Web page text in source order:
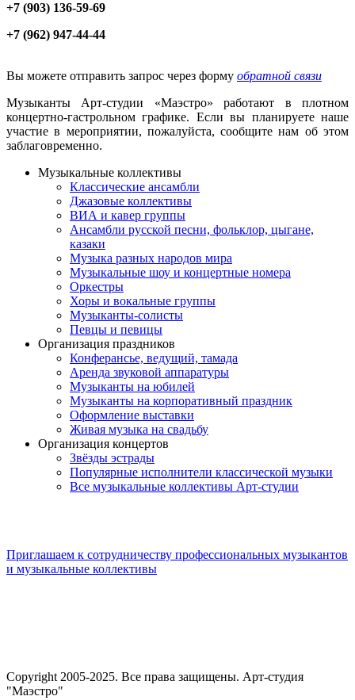
+7 (903) 136-59-69
+7 (962) 947-44-44
Вы можете отправить запрос через форму обратной связи
Музыканты Арт-студии «Маэстро» работают в плотном
концертно-гастрольном графике. Если вы планируете наше
участие в мероприятии, пожалуйста, сообщите нам об этом
заблаговременно.
Музыкальные коллективы
Классические ансамбли
Джазовые коллективы
ВИА и кавер группы
Ансамбли русской песни, фольклор, цыгане,
казаки
Музыка разных народов мира
Музыкальные шоу и концертные номера
Оркестры
Хоры и вокальные группы
Музыканты-солисты
Певцы и певицы
Организация праздников
Конферансье, ведущий, тамада
Аренда звуковой аппаратуры
Музыканты на юбилей
Музыканты на корпоративный праздник
Оформление выставки
Живая музыка на свадьбу
Организация концертов
Звёзды эстрады
Популярные исполнители классической музыки
Все музыкальные коллективы Арт-студии
Приглашаем к сотрудничеству профессиональных музыкантов
и музыкальные коллективы
Copyright 2005-2025. Все права защищены. Арт-студия
"Маэстро"